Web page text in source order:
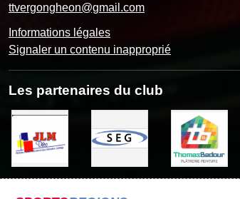
ttvergongheon@gmail.com
Informations légales
Signaler un contenu inapproprié
Les partenaires du club